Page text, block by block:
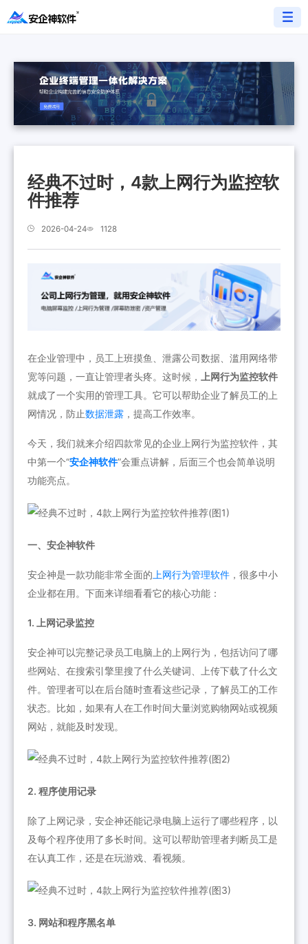
经典不过时，4款上网行为监控软
件推荐
2026-04-24 1128
在企业管理中，员工上班摸鱼、泄露公司数据、滥用网络带
宽等问题，一直让管理者头疼。这时候，
上网行为监控软件
就成了一个实用的管理工具。它可以帮助企业了解员工的上
网情况，防止数据泄露 ，提高工作效率。
今天，我们就来介绍四款常见的企业上网行为监控软件，其
中第一个“安企神软件”会重点讲解，后面三个也会简单说明
功能亮点。
一、安企神软件
安企神是一款功能非常全面的 上网行为管理软件 ，很多中小
企业都在用。下面来详细看看它的核心功能：
1. 上网记录监控
安企神可以完整记录员工电脑上的上网行为，包括访问了哪
些网站、在搜索引擎里搜了什么关键词、上传下载了什么文
件。管理者可以在后台随时查看这些记录，了解员工的工作
状态。比如，如果有人在工作时间大量浏览购物网站或视频
网站，就能及时发现。
2. 程序使用记录
除了上网记录，安企神还能记录电脑上运行了哪些程序，以
及每个程序使用了多长时间。这可以帮助管理者判断员工是
在认真工作，还是在玩游戏、看视频。
3. 网站和程序黑名单